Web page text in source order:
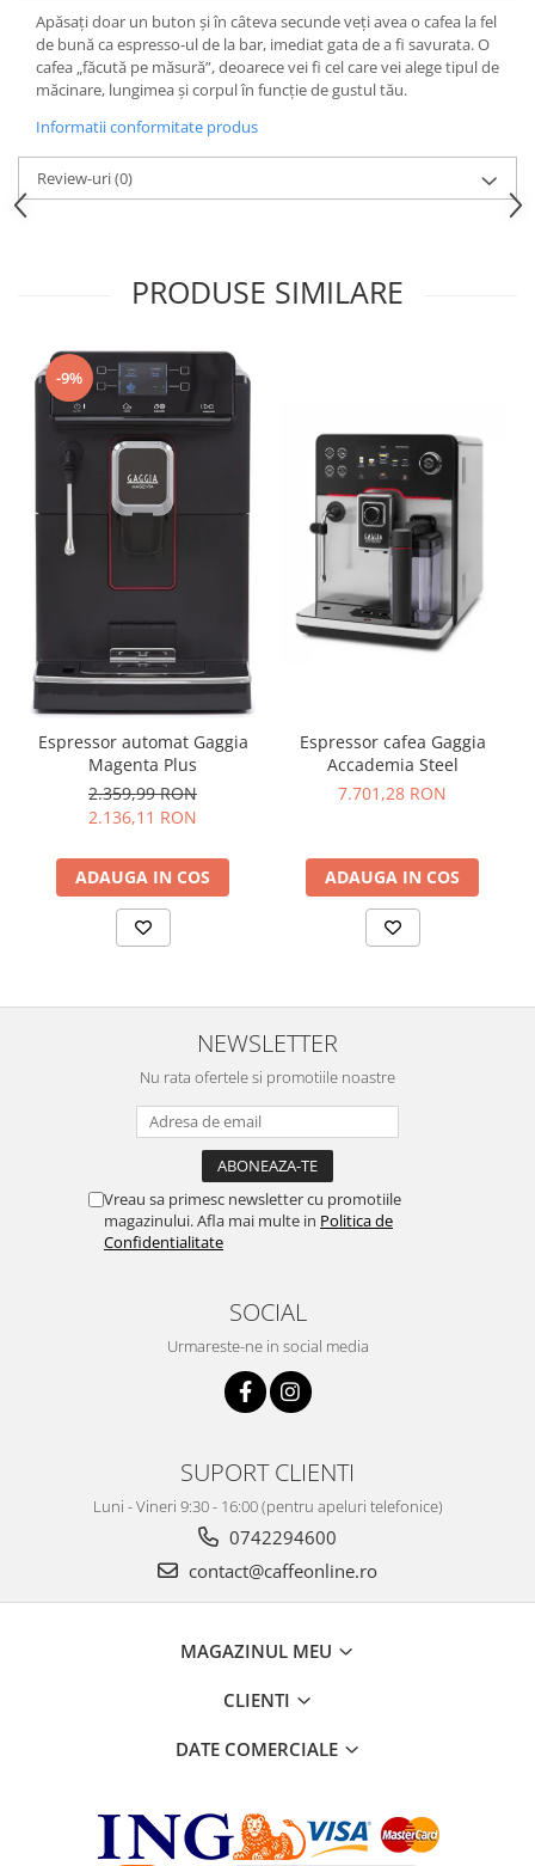
Tamper
Altele
Apăsați doar un buton și în câteva secunde veți avea o cafea la fel
de bună ca espresso-ul de la bar, imediat gata de a fi savurata. O
cafea „făcută pe măsură”, deoarece vei fi cel care vei alege tipul de
măcinare, lungimea și corpul în funcție de gustul tău.
Informatii conformitate produs
Review-uri(0)
PRODUSE SIMILARE
-9%
Espressor automat Gaggia
Magenta Plus
2.359,99 RON
2.136,11 RON
ADAUGA IN COS
Espressor cafea Gaggia
Accademia Steel
7.701,28 RON
ADAUGA IN COS
NEWSLETTER
Nu rata ofertele si promotiile noastre
Vreau sa primesc newsletter cu promotiile
magazinului. Afla mai multe in Politica de
Confidentialitate
SOCIAL
Urmareste-ne in social media
SUPORT CLIENTI
Luni - Vineri 9:30 - 16:00 (pentru apeluri telefonice)
0742294600
contact@caffeonline.ro
MAGAZINUL MEU
CLIENTI
DATE COMERCIALE